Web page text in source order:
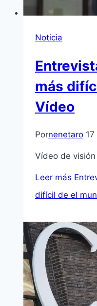
Noticia
más
Vídeo
Pornenetaro
Vídeo de
Leer más
difícil de el